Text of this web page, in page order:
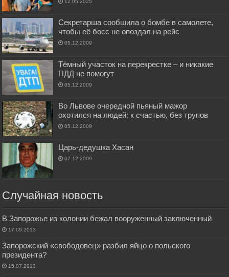
12.05.2025
Секретарша сообщила о бомбе в самолете,
чтобы её босс не опоздал на рейс
05.12.2009
Тёмный участок на перекрестке – и никакие
ПДД не помогут
05.12.2009
Во Львове очередной пьяный мажор
охотился на людей: к счастью, без трупов
05.12.2009
Царь-дедушка Хасан
07.12.2009
Случайная новость
В Запорожье из колонии бежал вооруженный заключенный
17.09.2013
Запорожский «свободовец» разбил яйцо о польского
президента?
15.07.2013